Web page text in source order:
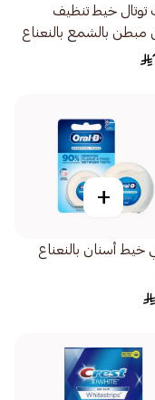
توتال خيط تنظيف
مبطن بالشمع بالنعناع
+
خيط أسنان بالنعناع